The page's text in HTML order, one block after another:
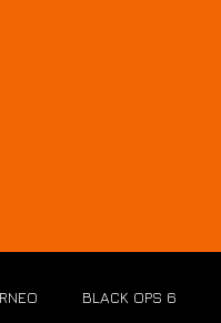
BLACK OPS 6